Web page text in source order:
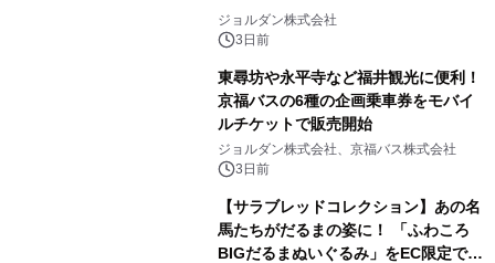
ジョルダン株式会社
3日前
東尋坊や永平寺など福井観光に便利！
京福バスの6種の企画乗車券をモバイ
ルチケットで販売開始
ジョルダン株式会社、京福バス株式会社
3日前
【サラブレッドコレクション】あの名
馬たちがだるまの姿に！ 「ふわころ
BIGだるまぬいぐるみ」をEC限定で受